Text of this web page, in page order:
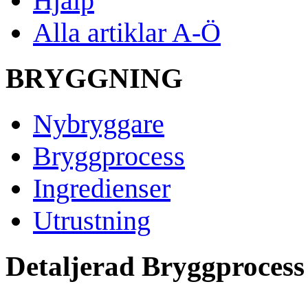
Alla artiklar A-Ö
BRYGGNING
Nybryggare
Bryggprocess
Ingredienser
Utrustning
Detaljerad Bryggprocess